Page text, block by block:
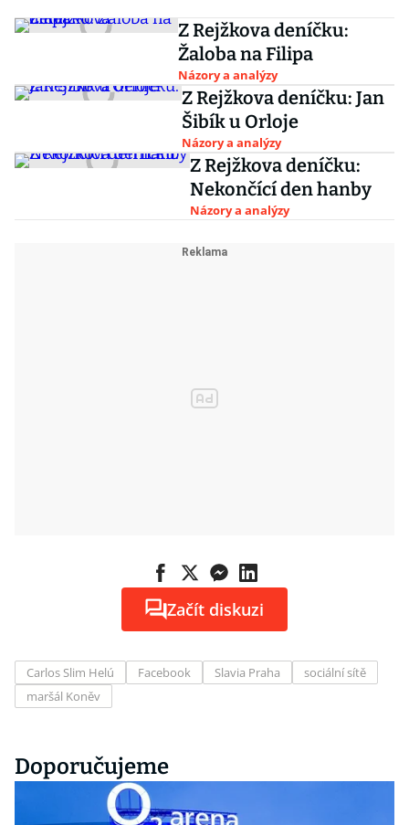
Z Rejžkova deníčku:
Žaloba na Filipa
Názory a analýzy
Z Rejžkova deníčku: Jan
Šibík u Orloje
Názory a analýzy
Z Rejžkova deníčku:
Nekončící den hanby
Názory a analýzy
Začít diskuzi
Carlos Slim Helú Facebook Slavia Praha
sociální sítě
maršál Koněv
Doporučujeme